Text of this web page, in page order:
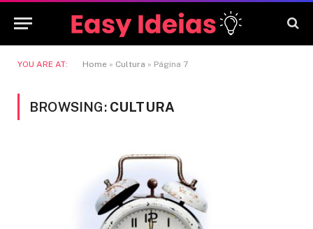
YOU ARE AT: Home » Cultura » Página 7
BROWSING: CULTURA